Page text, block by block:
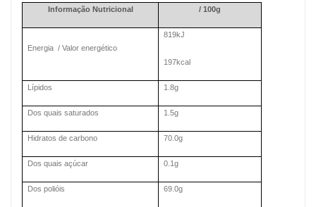
Informação Nutricional
/ 100g
Energia / Valor energético
819kJ
197kcal
Lípidos 1.8g
Dos quais saturados 1.5g
Hidratos de carbono 70.0g
Dos quais açúcar 0.1g
Dos polióis 69.0g